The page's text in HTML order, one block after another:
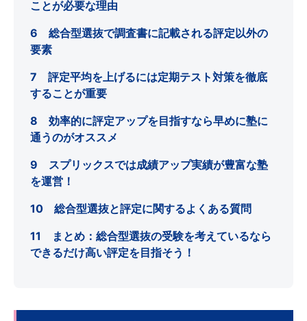
ことが必要な理由
6 総合型選抜で調査書に記載される評定以外の
要素
7 評定平均を上げるには定期テスト対策を徹底
することが重要
8 効率的に評定アップを目指すなら早めに塾に
通うのがオススメ
9 スプリックスでは成績アップ実績が豊富な塾
を運営！
10 総合型選抜と評定に関するよくある質問
11 まとめ：総合型選抜の受験を考えているなら
できるだけ高い評定を目指そう！